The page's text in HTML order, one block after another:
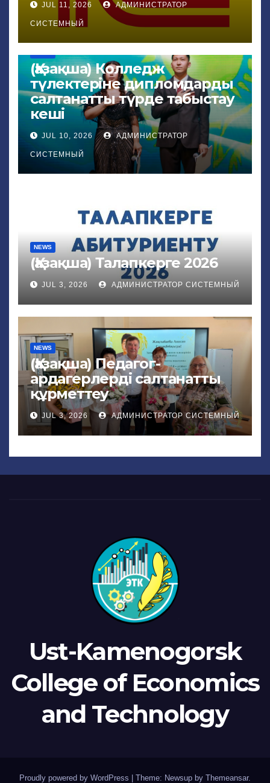
JUL 11, 2026 АДМИНИСТРАТОР
СИСТЕМНЫЙ
(Қазақша) Колледж
түлектеріне дипломдарды
салтанатты түрде табыстау
кеші
JUL 10, 2026 АДМИНИСТРАТОР
СИСТЕМНЫЙ
NEWS
(Қазақша) Талапкерге 2026
JUL 3, 2026 АДМИНИСТРАТОР СИСТЕМНЫЙ
NEWS
(Қазақша) Педагог-
ардагерлерді салтанатты
құрметтеу
JUL 3, 2026 АДМИНИСТРАТОР СИСТЕМНЫЙ
Ust-Kamenogorsk
College of Economics
and Technology
Proudly powered by WordPress Theme: Newsup by Themeansar.